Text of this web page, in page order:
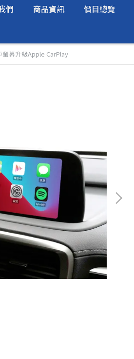
們 商品資訊 價目總覽
螢幕升級Apple CarPlay